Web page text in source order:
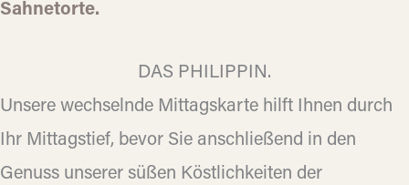
Sahnetorte.
DAS PHILIPPIN.
Unsere wechselnde Mittagskarte hilft Ihnen durch
Ihr Mittagstief, bevor Sie anschließend in den
Genuss unserer süßen Köstlichkeiten der